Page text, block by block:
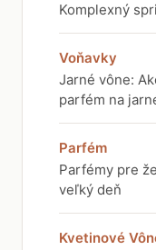
Komplexný
Voňavky
Jarné vône:
parfém na
Parfém
Parfémy pre
veľký deň
Kvetinové